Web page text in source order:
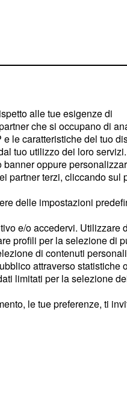
alle tue esigenze di
che si occupano di
le caratteristiche del tuo
tuo utilizzo dei loro
banner oppure
partner terzi, cliccando sul
delle impostazioni
e/o accedervi. Utilizzare
profili per la selezione di
di contenuti
attraverso statistiche
limitati per la selezione
le tue preferenze, ti